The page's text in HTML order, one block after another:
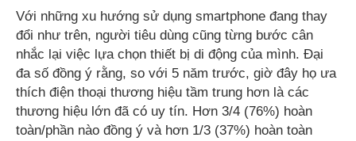
Với những xu hướng sử dụng smartphone đang thay
đổi như trên, người tiêu dùng cũng từng bước cân
nhắc lại việc lựa chọn thiết bị di động của mình. Đại
đa số đồng ý rằng, so với 5 năm trước, giờ đây họ ưa
thích điện thoại thương hiệu tầm trung hơn là các
thương hiệu lớn đã có uy tín. Hơn 3/4 (76%) hoàn
toàn/phần nào đồng ý và hơn 1/3 (37%) hoàn toàn